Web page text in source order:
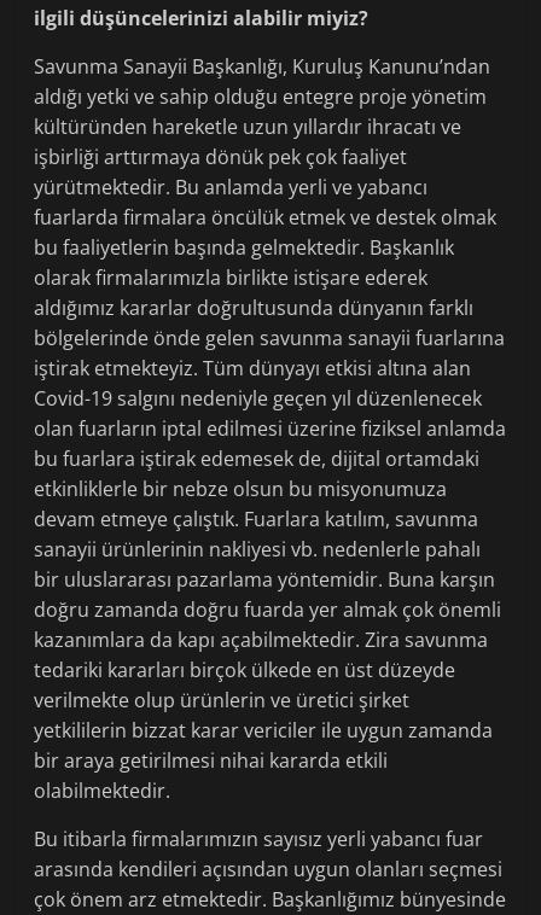
ilgili düşüncelerinizi alabilir miyiz?
Savunma Sanayii Başkanlığı, Kuruluş Kanunu’ndan
aldığı yetki ve sahip olduğu entegre proje yönetim
kültüründen hareketle uzun yıllardır ihracatı ve
işbirliği arttırmaya dönük pek çok faaliyet
yürütmektedir. Bu anlamda yerli ve yabancı
fuarlarda firmalara öncülük etmek ve destek olmak
bu faaliyetlerin başında gelmektedir. Başkanlık
olarak firmalarımızla birlikte istişare ederek
aldığımız kararlar doğrultusunda dünyanın farklı
bölgelerinde önde gelen savunma sanayii fuarlarına
iştirak etmekteyiz. Tüm dünyayı etkisi altına alan
Covid-19 salgını nedeniyle geçen yıl düzenlenecek
olan fuarların iptal edilmesi üzerine fiziksel anlamda
bu fuarlara iştirak edemesek de, dijital ortamdaki
etkinliklerle bir nebze olsun bu misyonumuza
devam etmeye çalıştık. Fuarlara katılım, savunma
sanayii ürünlerinin nakliyesi vb. nedenlerle pahalı
bir uluslararası pazarlama yöntemidir. Buna karşın
doğru zamanda doğru fuarda yer almak çok önemli
kazanımlara da kapı açabilmektedir. Zira savunma
tedariki kararları birçok ülkede en üst düzeyde
verilmekte olup ürünlerin ve üretici şirket
yetkililerin bizzat karar vericiler ile uygun zamanda
bir araya getirilmesi nihai kararda etkili
olabilmektedir.
Bu itibarla firmalarımızın sayısız yerli yabancı fuar
arasında kendileri açısından uygun olanları seçmesi
çok önem arz etmektedir. Başkanlığımız bünyesinde